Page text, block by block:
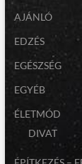
AJÁNLÓ
EDZÉS
EGÉSZSÉG
EGYÉB
ÉLETMÓD
DIVAT